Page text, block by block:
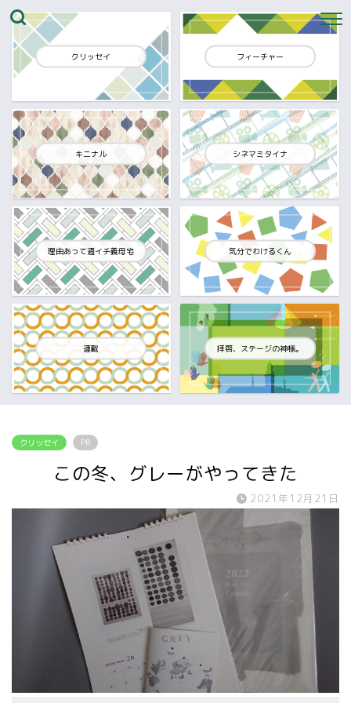
クリッセイ フィーチャー
キニナル シネマミタイナ
理由あって週イチ義母宅 気分でわけるくん
連載 拝啓、ステージの神様。
クリッセイ PR
この冬、グレーがやってきた
2021年12月21日